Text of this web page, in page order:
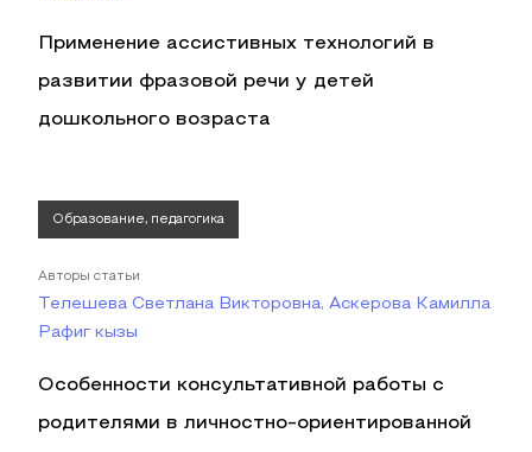
Применение ассистивных технологий в
развитии фразовой речи у детей
дошкольного возраста
Образование, педагогика
Авторы статьи
Телешева Светлана Викторовна, Аскерова Камилла
Рафиг кызы
Особенности консультативной работы с
родителями в личностно-ориентированной